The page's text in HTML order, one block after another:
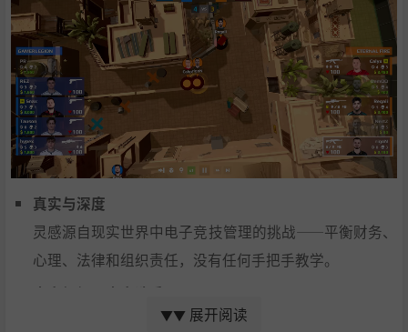
真实与深度
灵感源自现实世界中电子竞技管理的挑战——平衡财务、
心理、法律和组织责任，没有任何手把手教学。
真实组织，真实选手
从众多真实队伍中做出选择，管理由真实职业选手组成的
▼▼ 展开阅读